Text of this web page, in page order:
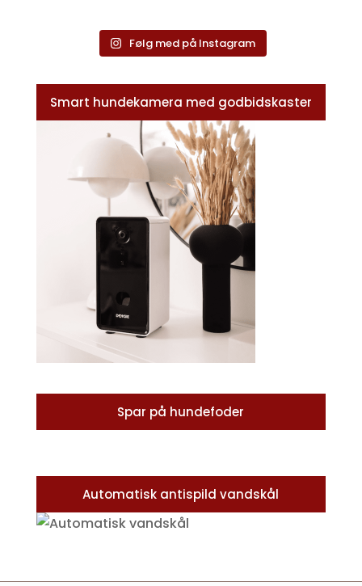
Følg med på Instagram
Smart hundekamera med godbidskaster
Spar på hundefoder
Automatisk antispild vandskål